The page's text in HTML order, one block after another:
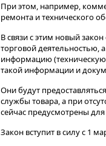
При этом, например,
ремонта и технического
В связи с этим новый
торговой деятельностью,
информацию (техническую
такой информации и
Они будут
службы товара, а при
сейчас предусмотрены для
Закон вступит в силу с 1